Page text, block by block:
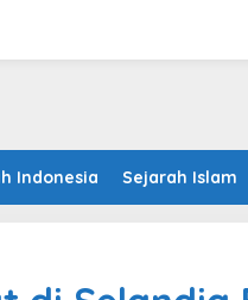
Indonesia Sejarah Islam